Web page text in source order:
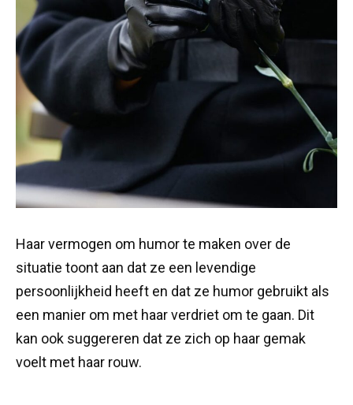
Haar vermogen om humor te maken over de
situatie toont aan dat ze een levendige
persoonlijkheid heeft en dat ze humor gebruikt als
een manier om met haar verdriet om te gaan. Dit
kan ook suggereren dat ze zich op haar gemak
voelt met haar rouw.